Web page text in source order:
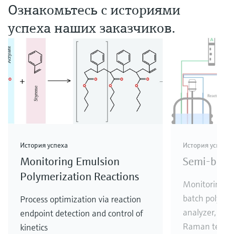
Ознакомьтесь с историями
успеха наших заказчиков.
История успеха
Monitoring Emulsion
Polymerization Reactions
Process optimization via reaction
endpoint detection and control of
kinetics
История
Semi-
batch
analyzer,
Raman